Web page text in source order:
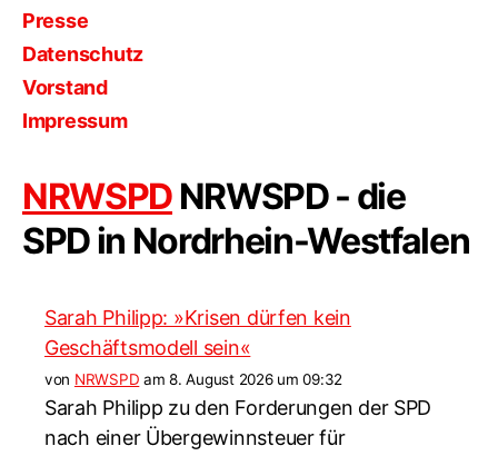
Presse
Datenschutz
Vorstand
Impressum
NRWSPD NRWSPD - die
SPD in Nordrhein-Westfalen
Sarah Philipp: »Krisen dürfen kein
Geschäftsmodell sein«
von NRWSPD am 8. August 2026 um 09:32
Sarah Philipp zu den Forderungen der SPD
nach einer Übergewinnsteuer für